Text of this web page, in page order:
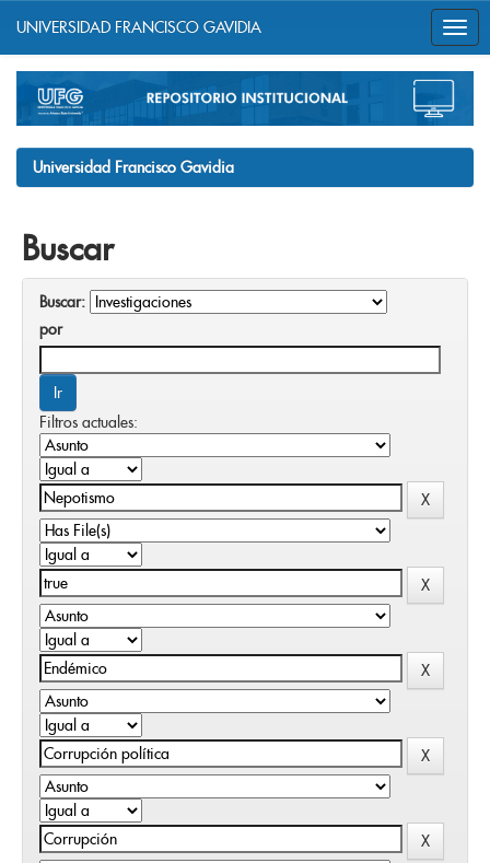
navigation
UNIVERSIDAD FRANCISCO GAVIDIA
Universidad Francisco Gavidia
Buscar
Buscar:
por
Filtros actuales: